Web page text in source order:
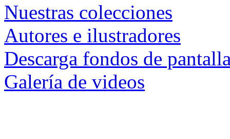
Nuestras colecciones
Autores e ilustradores
Descarga fondos de
Galería de videos